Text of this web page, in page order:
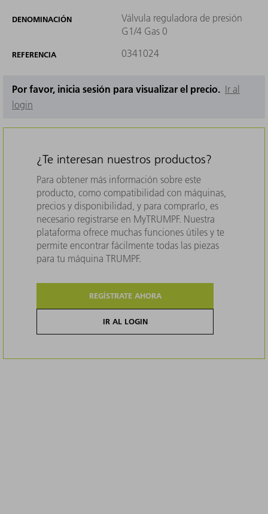
DENOMINACIÓN
Válvula reguladora de presión
G1/4 Gas 0
REFERENCIA 0341024
Por favor, inicia sesión para visualizar el precio. Ir al
login
¿Te interesan nuestros productos?
Para obtener más información sobre este
producto, como compatibilidad con máquinas,
precios y disponibilidad, y para comprarlo, es
necesario registrarse en MyTRUMPF. Nuestra
plataforma ofrece muchas funciones útiles y te
permite encontrar fácilmente todas las piezas
para tu máquina TRUMPF.
REGÍSTRATE AHORA
IR AL LOGIN